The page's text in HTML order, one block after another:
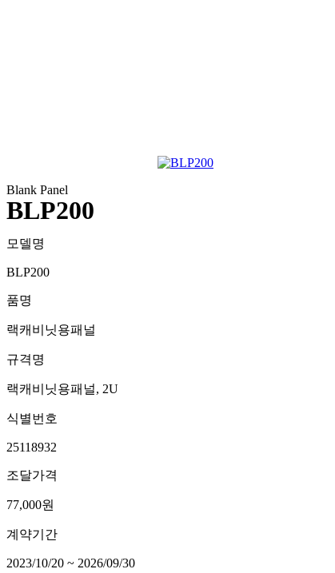
Blank Panel
BLP200
모델명
BLP200
품명
랙캐비닛용패널
규격명
랙캐비닛용패널, 2U
식별번호
25118932
조달가격
77,000원
계약기간
2023/10/20 ~ 2026/09/30